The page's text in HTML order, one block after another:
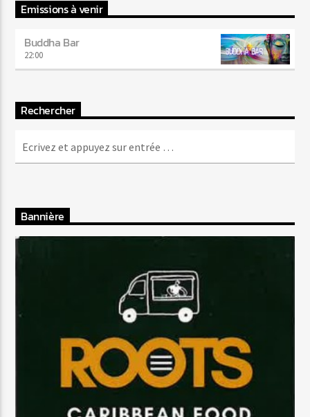
Emissions à venir
Buddha Bar
22:00
Rechercher
Bannière